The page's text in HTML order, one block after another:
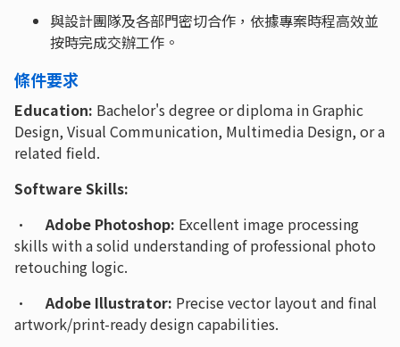
與設計團隊及各部門密切合作，依據專案時程高效並
按時完成交辦工作。
條件要求
Education: Bachelor's degree or diploma in Graphic
Design, Visual Communication, Multimedia Design, or a
related field.
Software Skills:
·Adobe Photoshop: Excellent image processing
skills with a solid understanding of professional photo
retouching logic.
·Adobe Illustrator: Precise vector layout and final
artwork/print-ready design capabilities.